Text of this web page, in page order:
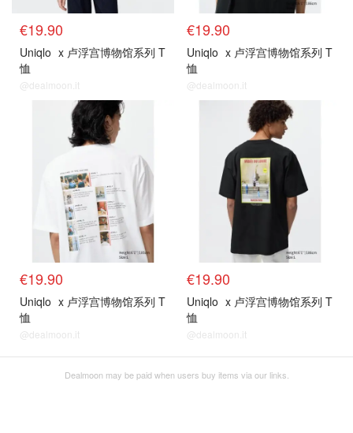
€19.90
Uniqlo x 卢浮宫博物馆系列 T
恤
@dealmoon.it
€19.90
Uniqlo x 卢浮宫博物馆系列 T
恤
@dealmoon.it
€19.90
Uniqlo x 卢浮宫博物馆系列 T
恤
@dealmoon.it
€19.90
Uniqlo x 卢浮宫博物馆系列 T
恤
@dealmoon.it
Dealmoon may be paid when users buy items via our links.